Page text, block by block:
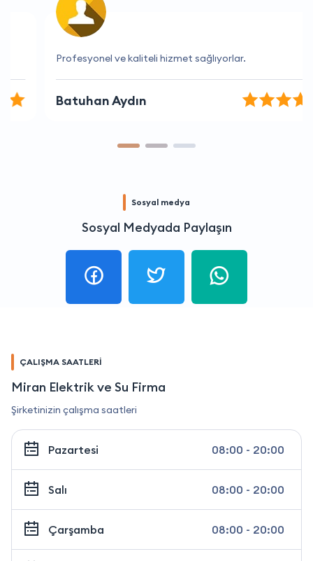
Profesyonel ve kaliteli hizmet sağlıyorlar.
Batuhan Aydın
Sosyal medya
Sosyal Medyada Paylaşın
ÇALIŞMA SAATLERİ
Miran Elektrik ve Su Firma
Şirketinizin çalışma saatleri
Pazartesi 08:00 - 20:00
Salı 08:00 - 20:00
Çarşamba 08:00 - 20:00